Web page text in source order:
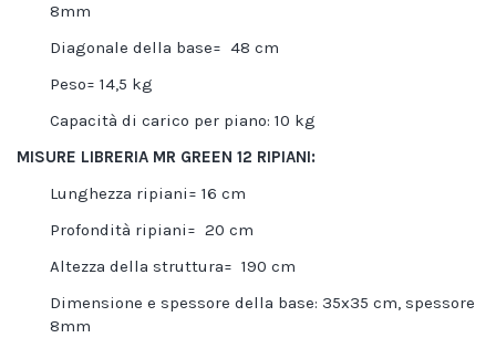
8mm
Diagonale della base= 48 cm
Peso= 14,5 kg
Capacità di carico per piano: 10 kg
MISURE LIBRERIA MR GREEN 12 RIPIANI:
Lunghezza ripiani= 16 cm
Profondità ripiani= 20 cm
Altezza della struttura= 190 cm
Dimensione e spessore della base: 35x35 cm, spessore
8mm